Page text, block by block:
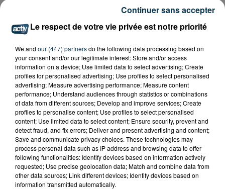
CYANOBACTÉRIES : LE PRÉFÊT PREND UN
ARRÊTÉ POUR LES ACTIVITÉS DE...
Le respect de votre vie privée est notre priorité
We and our (447) partnersdo the following data processing based on
your consent and/or our legitimate interest: Store and/or access
information on a device; Use limited data to select advertising; Create
profiles for personalised advertising; Use profiles to select personalised
advertising; Measure advertising performance; Measure content
performance; Understand audiences through statistics or combinations
of data from different sources; Develop and improve services; Create
profiles to personalise content; Use profiles to select personalised
content; Use limited data to select content; Ensure security, prevent and
detect fraud, and fix errors; Deliver and present advertising and content;
Save and communicate privacy choices. These technologies may
process personal data such as IP address and browsing data to offer
following functionalities: Identify devices based on information actively
requested; Use precise geolocation data; Match and combine data from
other data sources; Link different devices; Identify devices based on
information transmitted automatically.
Continuer sans accepter